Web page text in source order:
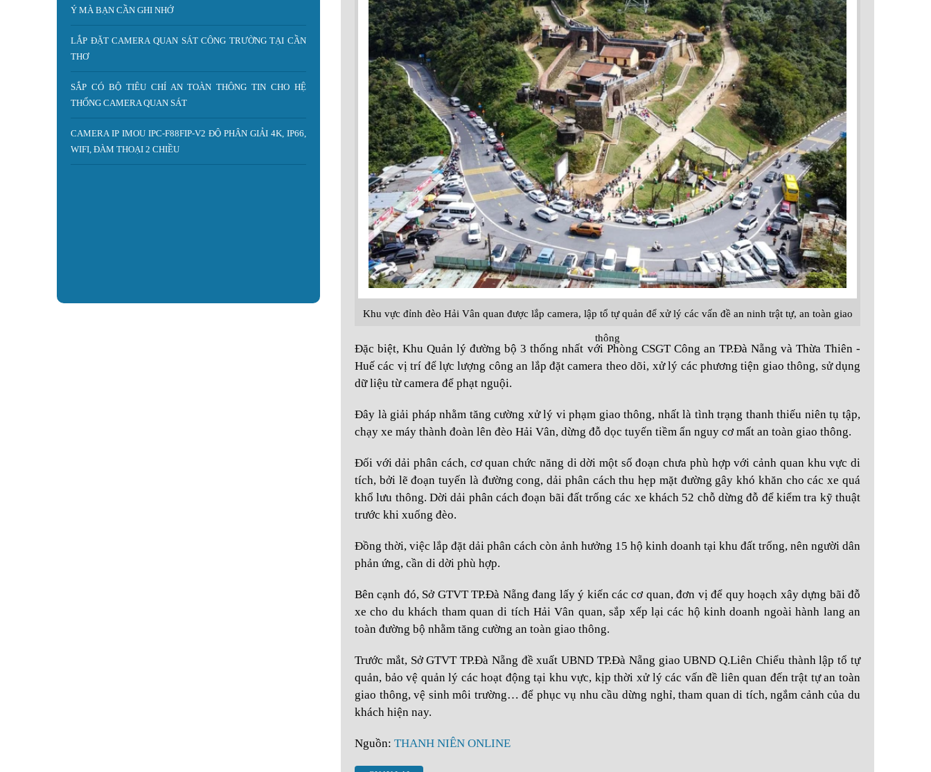
Khu vực đỉnh đèo Hải Vân quan được lắp camera, lập tổ tự quản để xử lý các vấn đề an ninh trật tự, an toàn giao
thông
Đặc biệt, Khu Quản lý đường bộ 3 thống nhất với Phòng CSGT Công an TP.Đà Nẵng và Thừa Thiên -
Huế các vị trí để lực lượng công an lắp đặt camera theo dõi, xử lý các phương tiện giao thông, sử dụng
dữ liệu từ camera để phạt nguội.
Đây là giải pháp nhằm tăng cường xử lý vi phạm giao thông, nhất là tình trạng thanh thiếu niên tụ tập,
chạy xe máy thành đoàn lên đèo Hải Vân, dừng đỗ dọc tuyến tiềm ẩn nguy cơ mất an toàn giao thông.
Đối với dải phân cách, cơ quan chức năng di dời một số đoạn chưa phù hợp với cảnh quan khu vực di
tích, bởi lẽ đoạn tuyến là đường cong, dải phân cách thu hẹp mặt đường gây khó khăn cho các xe quá
khổ lưu thông. Dời dải phân cách đoạn bãi đất trống các xe khách 52 chỗ dừng đỗ để kiểm tra kỹ thuật
trước khi xuống đèo.
Đồng thời, việc lắp đặt dải phân cách còn ảnh hưởng 15 hộ kinh doanh tại khu đất trống, nên người dân
phản ứng, cần di dời phù hợp.
Bên cạnh đó, Sở GTVT TP.Đà Nẵng đang lấy ý kiến các cơ quan, đơn vị để quy hoạch xây dựng bãi đỗ
xe cho du khách tham quan di tích Hải Vân quan, sắp xếp lại các hộ kinh doanh ngoài hành lang an
toàn đường bộ nhằm tăng cường an toàn giao thông.
Trước mắt, Sở GTVT TP.Đà Nẵng đề xuất UBND TP.Đà Nẵng giao UBND Q.Liên Chiểu thành lập tổ tự
quản, bảo vệ quản lý các hoạt động tại khu vực, kịp thời xử lý các vấn đề liên quan đến trật tự an toàn
giao thông, vệ sinh môi trường… để phục vụ nhu cầu dừng nghỉ, tham quan di tích, ngắm cảnh của du
khách hiện nay.
Nguồn: THANH NIÊN ONLINE
Ý MÀ BẠN CẦN GHI NHỚ
LẮP ĐẶT CAMERA QUAN SÁT CÔNG TRƯỜNG TẠI CẦN
THƠ
SẮP CÓ BỘ TIÊU CHÍ AN TOÀN THÔNG TIN CHO HỆ
THỐNG CAMERA QUAN SÁT
CAMERA IP IMOU IPC-F88FIP-V2 ĐỘ PHÂN GIẢI 4K, IP66,
WIFI, ĐÀM THOẠI 2 CHIỀU